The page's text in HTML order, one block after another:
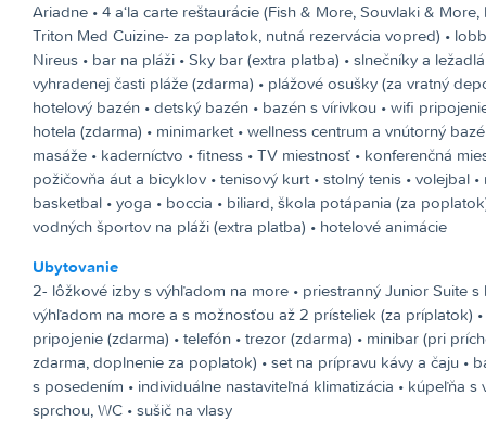
Ariadne • 4 a‘la carte reštaurácie (Fish & More, Souvlaki & More,
Triton Med Cuizine- za poplatok, nutná rezervácia vopred) •
Nireus • bar na pláži • Sky bar (extra platba) • slnečníky a
vyhradenej časti pláže (zdarma) • plážové osušky (za vratný
hotelový bazén • detský bazén • bazén s vírivkou • wifi
hotela (zdarma) • minimarket • wellness centrum a vnútorný
masáže • kaderníctvo • fitness • TV miestnosť • konferenčná
požičovňa áut a bicyklov • tenisový kurt • stolný tenis • volejbal •
basketbal • yoga • boccia • biliard, škola potápania (za
vodných športov na pláži (extra platba) • hotelové animácie
Ubytovanie
2- lôžkové izby s výhľadom na more • priestranný Junior Suite s
výhľadom na more a s možnosťou až 2 prísteliek (za príplatok) •
pripojenie (zdarma) • telefón • trezor (zdarma) • minibar (pri
zdarma, doplnenie za poplatok) • set na prípravu kávy a čaju •
s posedením • individuálne nastaviteľná klimatizácia • kúpeľňa s
sprchou, WC • sušič na vlasy